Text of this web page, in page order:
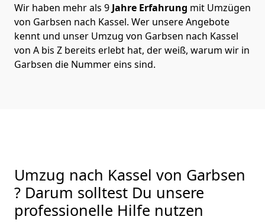
Wir haben mehr als 9 Jahre Erfahrung mit Umzügen
von Garbsen nach Kassel. Wer unsere Angebote
kennt und unser Umzug von Garbsen nach Kassel
von A bis Z bereits erlebt hat, der weiß, warum wir in
Garbsen die Nummer eins sind.
Umzug nach Kassel von Garbsen
? Darum solltest Du unsere
professionelle Hilfe nutzen